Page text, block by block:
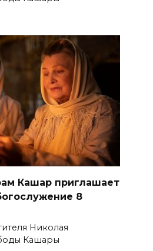
Кашар приглашает
8
Николая
Кашары